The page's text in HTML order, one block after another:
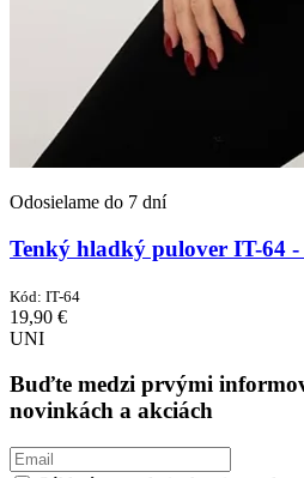
Odosielame do 7 dní
Tenký hladký pulover IT-64 -
Kód: IT-64
19,90 €
UNI
Buďte medzi prvými
novinkách a akciách